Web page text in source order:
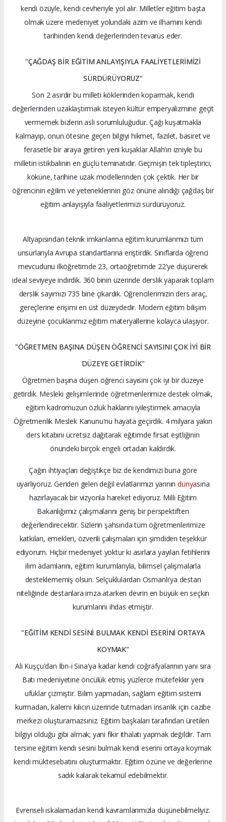
kendi özüyle, kendi cevheriyle yol alır. Milletler eğitim başta
olmak üzere medeniyet yolundaki azim ve ilhamını kendi
tarihinden kendi değerlerinden tevarüs eder.
"ÇAĞDAŞ BİR EĞİTİM ANLAYIŞIYLA FAALİYETLERİMİZİ
SÜRDÜRÜYORUZ"
Son 2 asırdır bu milleti köklerinden koparmak, kendi
değerlerinden uzaklaştırmak isteyen kültür emperyalizmine geçit
vermemek bizlerin asli sorumluluğudur. Çağı kuşatmakla
kalmayıp, onun ötesine geçen bilgiyi hikmet, fazilet, basiret ve
ferasetle bir araya getiren yeni kuşaklar Allah'ın izniyle bu
milletin istikbalinin en güçlü teminatıdır. Geçmişin tek tipleştirici,
köküne, tarihine uzak modellerinden çok çektik. Her bir
öğrencinin eğilim ve yeteneklerinin göz önüne alındığı çağdaş bir
eğitim anlayışıyla faaliyetlerimizi sürdürüyoruz.
Altyapısından teknik imkanlarına eğitim kurumlarımızı tüm
unsurlarıyla Avrupa standartlarına eriştirdik. Sınıflarda öğrenci
mevcudunu ilköğretimde 23, ortaöğretimde 22'ye düşürerek
ideal seviyeye indirdik. 360 binin üzerinde derslik yaparak toplam
derslik sayımızı 735 bine çıkardık. Öğrencilerimizin ders araç,
gereçlerine erişimi en üst düzeydedir. Modern eğitim bilişim
düzeyine çocuklarımız eğitim materyallerine kolayca ulaşıyor.
"ÖĞRETMEN BAŞINA DÜŞEN ÖĞRENCİ SAYISINI ÇOK İYİ BİR
DÜZEYE GETİRDİK"
Öğretmen başına düşen öğrenci sayısını çok iyi bir düzeye
getirdik. Mesleki gelişimlerinde öğretmenlerimize destek olmak,
eğitim kadromuzun özlük haklarını iyileştirmek amacıyla
Öğretmenlik Meslek Kanunu'nu hayata geçirdik. 4 milyara yakın
ders kitabını ücretsiz dağıtarak eğitimde fırsat eşitliğinin
önündeki birçok engeli ortadan kaldırdık.
Çağın ihtiyaçları değiştikçe biz de kendimizi buna göre
uyarlıyoruz. Geriden gelen değil evlatlarımızı yarınındünyasına
hazırlayacak bir vizyonla hareket ediyoruz. Milli Eğitim
Bakanlığımız çalışmalarını geniş bir perspektiften
değerlendirecektir. Sizlerin şahsında tüm öğretmenlerimize
katkıları, emekleri, özverili çalışmaları için şimdiden teşekkür
ediyorum. Hiçbir medeniyet yoktur ki asırlara yayılan fetihlerini
ilim adamlarını, eğitim kurumlarıyla, bilimsel çalışmalarla
desteklememiş olsun. Selçuklulardan Osmanlı'ya destan
niteliğinde destanlara imza atarken devrin en büyük en seçkin
kurumlarını ihdas etmiştir.
"EĞİTİM KENDİ SESİNİ BULMAK KENDİ ESERİNİ ORTAYA
KOYMAK"
Ali Kuşçu'dan İbn-i Sina'ya kadar kendi coğrafyalarının yanı sıra
Batı medeniyetine öncülük etmiş yüzlerce mütefekkir yeni
ufuklar çizmiştir. Bilim yapmadan, sağlam eğitim sistemi
kurmadan, kalemi kılıcın üzerinde tutmadan insanlık için cazibe
merkezi oluşturamazsınız. Eğitim başkaları tarafından üretilen
bilgiyi olduğu gibi almak; yani fikir ithalatı yapmak değildir. Tam
tersine eğitim kendi sesini bulmak kendi eserini ortaya koymak
kendi müktesebatını oluşturmaktır. Eğitim özüne ve değerlerine
sadık kalarak tekamül edebilmektir.
Evrenseli ıskalamadan kendi kavramlarımızla düşünebilmeliyiz.